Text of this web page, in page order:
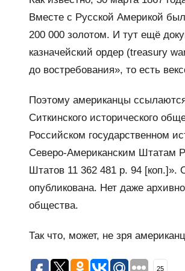
Вместе с Русской Америкой
200 000 золотом. И тут ещё
казначейский ордер (treasury
до востребования», то есть
Поэтому американцы
Ситкинского исторического
Российском государственном
Северо-Американским Штатам
Штатов 11 362 481 р. 94 [коп.]».
опубликована. Нет даже
общества.
Так что, может, не зря
25